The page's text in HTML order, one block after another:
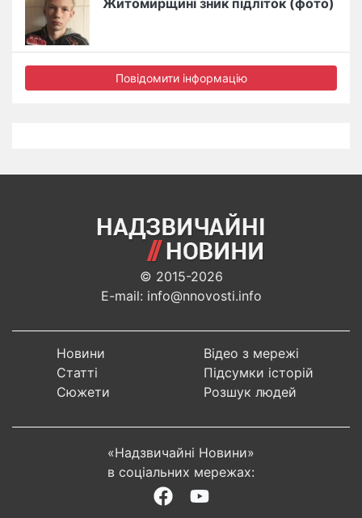
Житомирщині зник підліток (фото)
Повідомити інформацію
© 2015-2026
E-mail: info@nnovosti.info
Новини
Статті
Сюжети
Відео з мережі
Підсумки історій
Розшук людей
«Надзвичайні Новини»
в соціальних мережах: